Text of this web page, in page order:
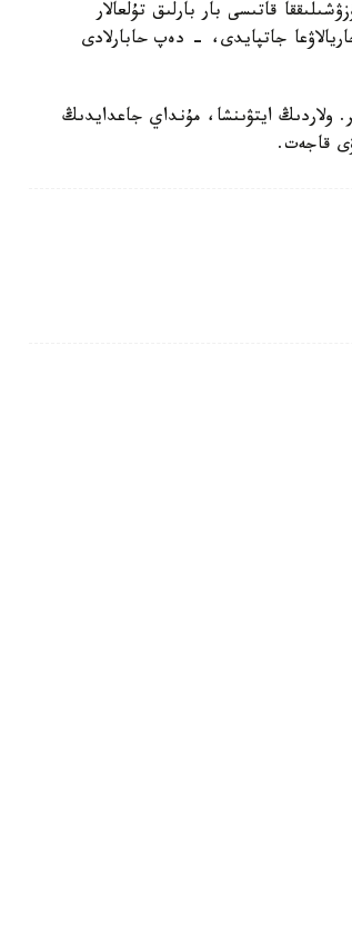
قاتىسى بار بارلىق تۇلعالار
جاتپايدى، - دەپ حابارلادى
ولاردىڭ ايتۋىنشا، مۇنداي جاعدايدىڭ
قاجەت.